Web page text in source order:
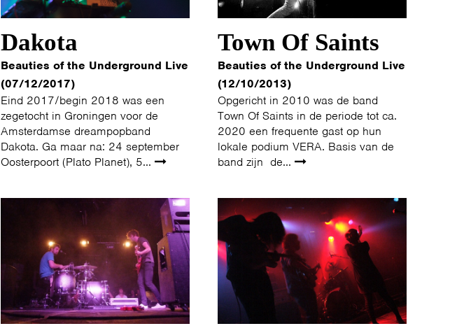
Dakota
Beauties of the Underground Live
(07/12/2017)
Eind 2017/begin 2018 was een
zegetocht in Groningen voor de
Amsterdamse dreampopband
Dakota. Ga maar na: 24 september
Oosterpoort (Plato Planet), 5...
Town Of Saints
Beauties of the Underground Live
(12/10/2013)
Opgericht in 2010 was de band
Town Of Saints in de periode tot ca.
2020 een frequente gast op hun
lokale podium VERA. Basis van de
band zijn de...